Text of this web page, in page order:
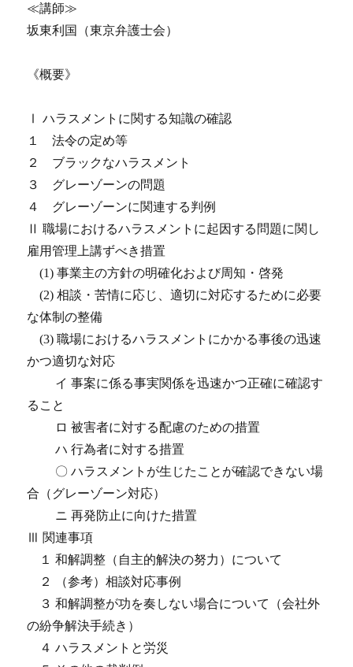
≪講師≫
坂東利国（東京弁護士会）
《概要》
Ⅰ ハラスメントに関する知識の確認
１ 法令の定め等
２ ブラックなハラスメント
３ グレーゾーンの問題
４ グレーゾーンに関連する判例
Ⅱ 職場におけるハラスメントに起因する問題に関し
雇用管理上講ずべき措置
(1) 事業主の方針の明確化および周知・啓発
(2) 相談・苦情に応じ、適切に対応するために必要
な体制の整備
(3) 職場におけるハラスメントにかかる事後の迅速
かつ適切な対応
イ 事案に係る事実関係を迅速かつ正確に確認す
ること
ロ 被害者に対する配慮のための措置
ハ 行為者に対する措置
〇 ハラスメントが生じたことが確認できない場
合（グレーゾーン対応）
ニ 再発防止に向けた措置
Ⅲ 関連事項
１ 和解調整（自主的解決の努力）について
２ （参考）相談対応事例
３ 和解調整が功を奏しない場合について（会社外
の紛争解決手続き）
４ ハラスメントと労災